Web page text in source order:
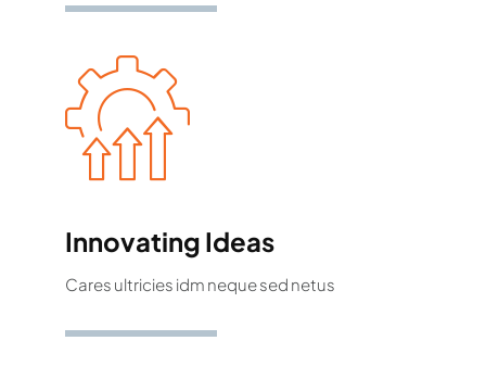
Innovating Ideas
Cares ultricies idm neque sed netus